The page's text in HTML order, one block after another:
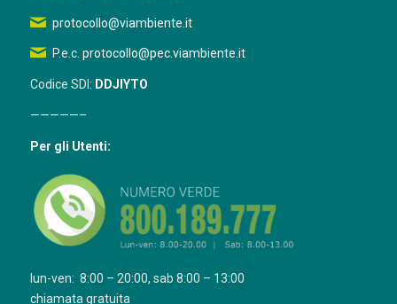
protocollo@viambiente.it
P.e.c. protocollo@pec.viambiente.it
Codice SDI: DDJIYTO
—————–
Per gli Utenti:
lun-ven: 8:00 – 20:00, sab 8:00 – 13:00
chiamata gratuita